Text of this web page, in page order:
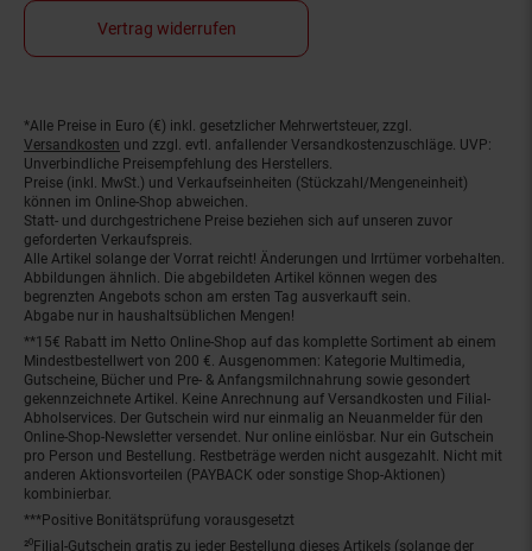
Vertrag widerrufen
Fußnoten
*Alle Preise in Euro (€) inkl. gesetzlicher Mehrwertsteuer, zzgl.
Versandkosten und zzgl. evtl. anfallender Versandkostenzuschläge. UVP:
Unverbindliche Preisempfehlung des Herstellers.
Preise (inkl. MwSt.) und Verkaufseinheiten (Stückzahl/Mengeneinheit)
können im Online-Shop abweichen.
Statt- und durchgestrichene Preise beziehen sich auf unseren zuvor
geforderten Verkaufspreis.
Alle Artikel solange der Vorrat reicht! Änderungen und Irrtümer vorbehalten.
Abbildungen ähnlich. Die abgebildeten Artikel können wegen des
begrenzten Angebots schon am ersten Tag ausverkauft sein.
Abgabe nur in haushaltsüblichen Mengen!
**15€ Rabatt im Netto Online-Shop auf das komplette Sortiment ab einem
Mindestbestellwert von 200 €. Ausgenommen: Kategorie Multimedia,
Gutscheine, Bücher und Pre- & Anfangsmilchnahrung sowie gesondert
gekennzeichnete Artikel. Keine Anrechnung auf Versandkosten und Filial-
Abholservices. Der Gutschein wird nur einmalig an Neuanmelder für den
Online-Shop-Newsletter versendet. Nur online einlösbar. Nur ein Gutschein
pro Person und Bestellung. Restbeträge werden nicht ausgezahlt. Nicht mit
anderen Aktionsvorteilen (PAYBACK oder sonstige Shop-Aktionen)
kombinierbar.
***Positive Bonitätsprüfung vorausgesetzt
²⁰Filial-Gutschein gratis zu jeder Bestellung dieses Artikels (solange der